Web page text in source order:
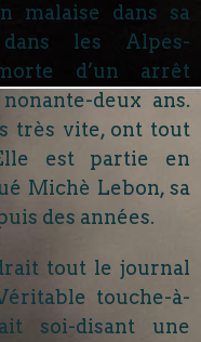
malaise dans sa
les Alpes-
d’un arrêt
deux ans.
très vite, ont tout
est partie en
Michè Lebon, sa
des années.
tout le journal
touche-à-
soi-disant une